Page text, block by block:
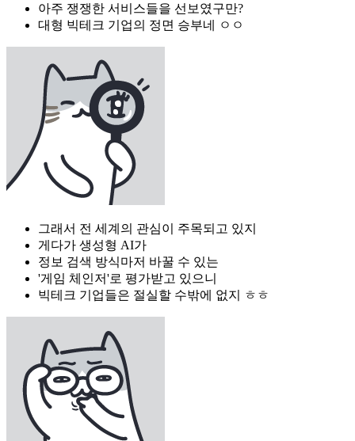
아주 쟁쟁한 서비스들을 선보였구만?
대형 빅테크 기업의 정면 승부네 ㅇㅇ
그래서 전 세계의 관심이 주목되고 있지
게다가 생성형 AI가
정보 검색 방식마저 바꿀 수 있는
'게임 체인저'로 평가받고 있으니
빅테크 기업들은 절실할 수밖에 없지 ㅎㅎ